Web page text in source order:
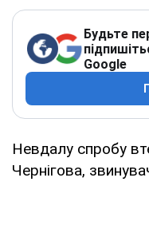
Будьте
Google
Невдалу спробу
Чернігова,